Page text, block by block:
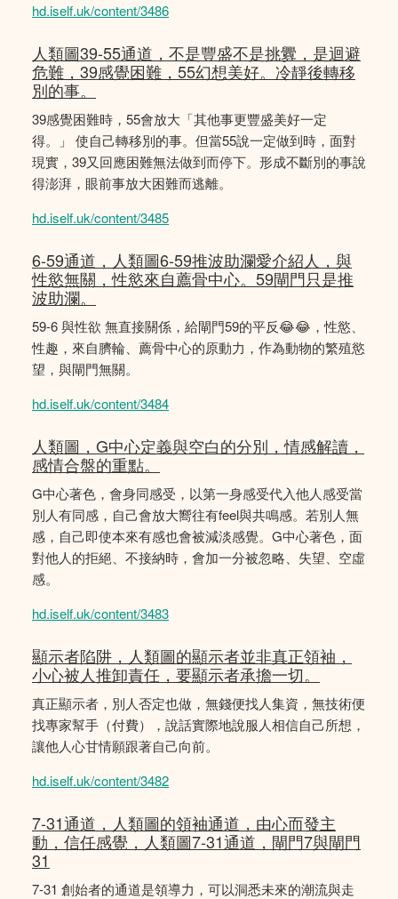
hd.iself.uk/content/3486
人類圖39-55通道，不是豐盛不是挑釁，是迴避
危難，39感覺困難，55幻想美好。冷靜後轉移
別的事。
39感覺困難時，55會放大「其他事更豐盛美好一定
得。」 使自己轉移別的事。但當55說一定做到時，面對
現實，39又回應困難無法做到而停下。形成不斷別的事說
得澎湃，眼前事放大困難而逃離。
hd.iself.uk/content/3485
6-59通道，人類圖6-59推波助瀾愛介紹人，與
性慾無關，性慾來自薦骨中心。59閘門只是推
波助瀾。
59-6 與性欲 無直接關係，給閘門59的平反😂😂，性慾、
性趣，來自臍輪、薦骨中心的原動力，作為動物的繁殖慾
望，與閘門無關。
hd.iself.uk/content/3484
人類圖，G中心定義與空白的分別，情感解讀，
感情合盤的重點。
G中心著色，會身同感受，以第一身感受代入他人感受當
別人有同感，自己會放大嚮往有feel與共鳴感。若別人無
感，自己即使本來有感也會被減淡感覺。G中心著色，面
對他人的拒絕、不接納時，會加一分被忽略、失望、空虛
感。
hd.iself.uk/content/3483
顯示者陷阱，人類圖的顯示者並非真正領袖，
小心被人推卸責任，要顯示者承擔一切。
真正顯示者，別人否定也做，無錢便找人集資，無技術便
找專家幫手（付費），說話實際地說服人相信自己所想，
讓他人心甘情願跟著自己向前。
hd.iself.uk/content/3482
7-31通道，人類圖的領袖通道，由心而發主
動，信任感覺，人類圖7-31通道，閘門7與閘門
31
7-31 創始者的通道是領導力，可以洞悉未來的潮流與走